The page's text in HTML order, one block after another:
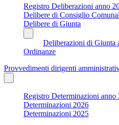
Registro Deliberazioni anno
Delibere di Consiglio
Delibere di Giunta
Deliberazioni di Giunta
Ordinanze
Provvedimenti dirigenti
Registro Determinazioni anno
Determinazioni 2026
Determinazioni 2025